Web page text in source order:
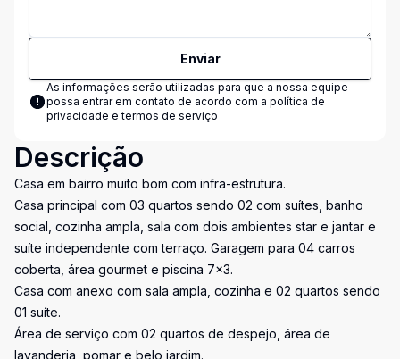
Enviar
As informações serão utilizadas para que a nossa equipe
possa entrar em contato de acordo com a política de
privacidade e termos de serviço
Descrição
Casa em bairro muito bom com infra-estrutura.
Casa principal com 03 quartos sendo 02 com suítes, banho
social, cozinha ampla, sala com dois ambientes star e jantar e
suíte independente com terraço. Garagem para 04 carros
coberta, área gourmet e piscina 7x3.
Casa com anexo com sala ampla, cozinha e 02 quartos sendo
01 suíte.
Área de serviço com 02 quartos de despejo, área de
lavanderia, pomar e belo jardim.